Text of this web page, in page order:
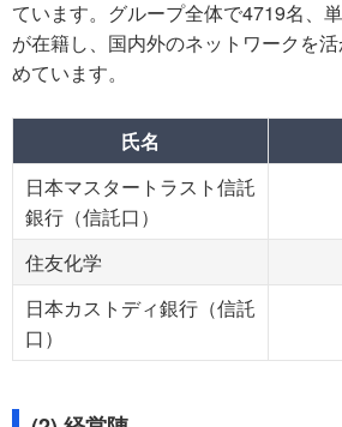
ています。グループ全体で4719名、
が在籍し、国内外のネットワークを
めています。
氏名
日本マスタートラスト信託
銀行（信託口）
住友化学
日本カストディ銀行（信託
口）